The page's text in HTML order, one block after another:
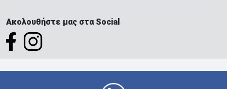
Ακολουθήστε μας στα Social